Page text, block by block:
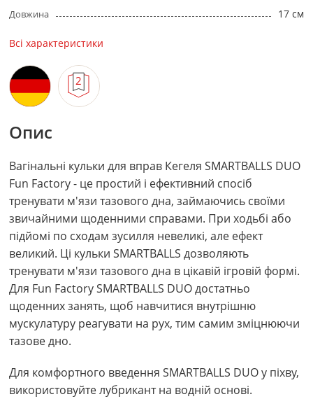
Довжина 17 см
Всі характеристики
Опис
Вагінальні кульки для вправ Кегеля SMARTBALLS DUO
Fun Factory - це простий і ефективний спосіб
тренувати м'язи тазового дна, займаючись своїми
звичайними щоденними справами. При ходьбі або
підйомі по сходам зусилля невеликі, але ефект
великий. Ці кульки SMARTBALLS дозволяють
тренувати м'язи тазового дна в цікавій ігровій формі.
Для Fun Factory SMARTBALLS DUO достатньо
щоденних занять, щоб навчитися внутрішню
мускулатуру реагувати на рух, тим самим зміцнюючи
тазове дно.
Для комфортного введення SMARTBALLS DUO у піхву,
використовуйте лубрикант на водній основі.